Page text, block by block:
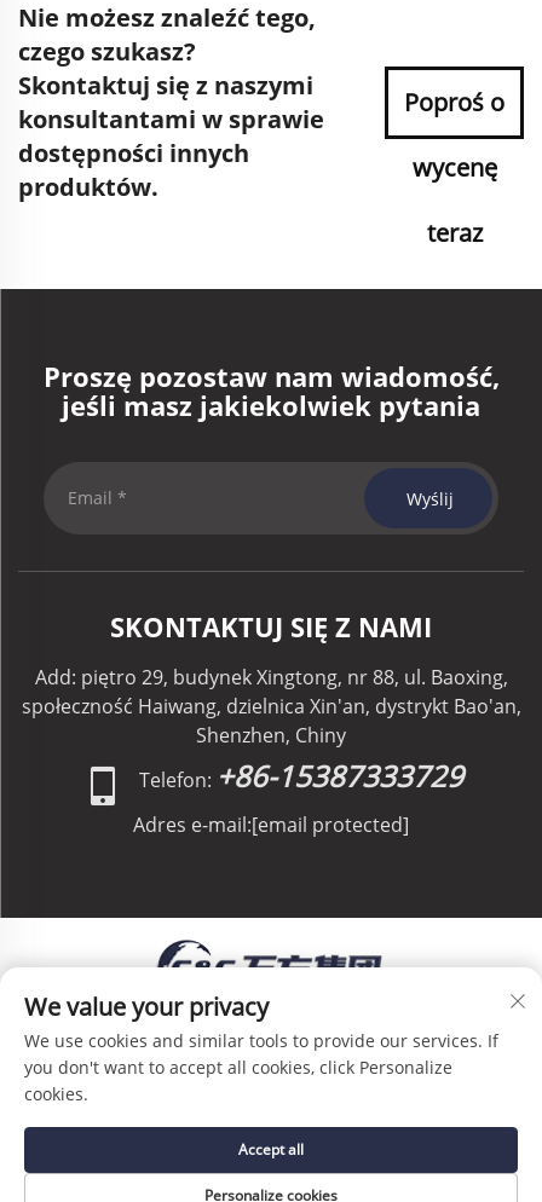
Nie możesz znaleźć tego,
czego szukasz?
Skontaktuj się z naszymi
konsultantami w sprawie
dostępności innych
produktów.
Poproś o
wycenę
teraz
Proszę pozostaw nam wiadomość,
jeśli masz jakiekolwiek pytania
Wyślij
SKONTAKTUJ SIĘ Z NAMI
Add: piętro 29, budynek Xingtong, nr 88, ul. Baoxing,
społeczność Haiwang, dzielnica Xin'an, dystrykt Bao'an,
Shenzhen, Chiny
Telefon: +86-15387333729
Adres e-mail:[email protected]
Prawa autorskie © C&C GLOBAL Logistics Co.,
Limited. Wszelkie prawa zastrzeżone. - Polityka
prywatności
We value your privacy
We use cookies and similar tools to provide our services. If
you don't want to accept all cookies, click Personalize
cookies.
Personalize cookies
Accept all